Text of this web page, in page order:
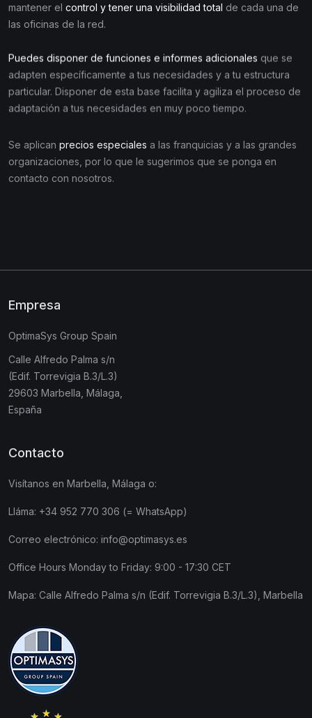
mantener el control y tener una visibilidad total de cada una de
las oficinas de la red.
Puedes disponer de funciones e informes adicionales que se
adapten específicamente a tus necesidades y a tu estructura
particular. Disponer de esta base facilita y agiliza el proceso de
adaptación a tus necesidades en muy poco tiempo.
Se aplican precios especiales a las franquicias y a las grandes
organizaciones, por lo que le sugerimos que se ponga en
contacto con nosotros.
Empresa
OptimaSys Group Spain
Calle Alfredo Palma s/n
(Edif. Torrevigia B.3/L.3)
29603 Marbella, Málaga,
España
Contacto
Visítanos en Marbella, Málaga o:
Lláma: +34 952 770 306 (= WhatsApp)
Correo electrónico: info@optimasys.es
Office Hours Monday to Friday: 9:00 - 17:30 CET
Mapa: Calle Alfredo Palma s/n (Edif. Torrevigia B.3/L.3), Marbella